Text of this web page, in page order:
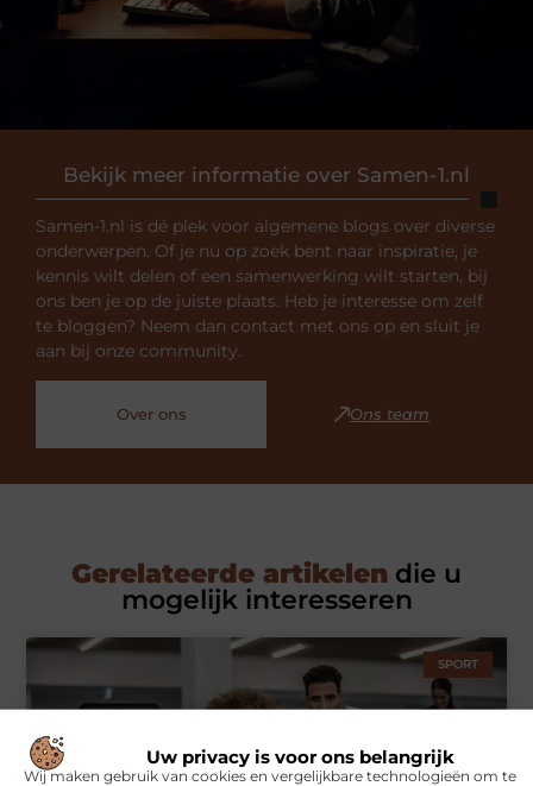
Uw privacy is voor ons belangrijk
Wij maken gebruik van cookies en vergelijkbare technologieën om te
Bekijk meer informatie over Samen-1.nl
Samen-1.nl is dé plek voor algemene blogs over diverse
onderwerpen. Of je nu op zoek bent naar inspiratie, je
kennis wilt delen of een samenwerking wilt starten, bij
ons ben je op de juiste plaats. Heb je interesse om zelf
te bloggen? Neem dan contact met ons op en sluit je
aan bij onze community.
Over ons Ons team
Gerelateerde artikelen die u
mogelijk interesseren
SPORT